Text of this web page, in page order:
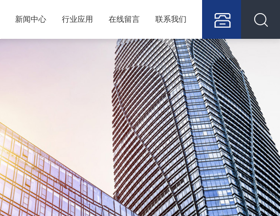
400
128
6709
新闻中心 行业应用 在线留言 联系我们